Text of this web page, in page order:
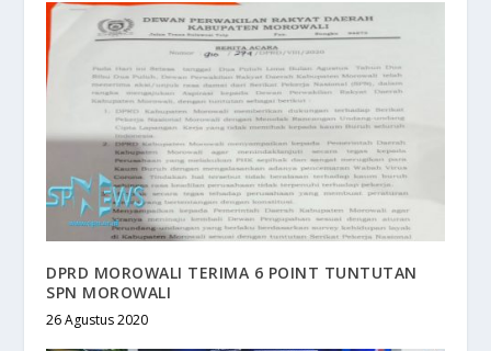
DPRD MOROWALI TERIMA 6 POINT TUNTUTAN
SPN MOROWALI
26 Agustus 2020